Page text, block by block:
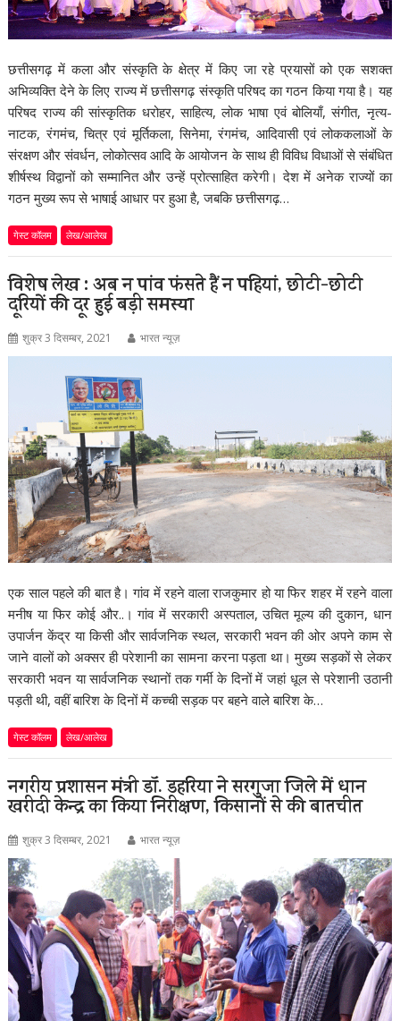
छत्तीसगढ़ में कला और संस्कृति के क्षेत्र में किए जा रहे प्रयासों को एक सशक्त
अभिव्यक्ति देने के लिए राज्य में छत्तीसगढ़ संस्कृति परिषद का गठन किया गया है। यह
परिषद राज्य की सांस्कृतिक धरोहर, साहित्य, लोक भाषा एवं बोलियाँ, संगीत, नृत्य-
नाटक, रंगमंच, चित्र एवं मूर्तिकला, सिनेमा, रंगमंच, आदिवासी एवं लोककलाओं के
संरक्षण और संवर्धन, लोकोत्सव आदि के आयोजन के साथ ही विविध विधाओं से संबंधित
शीर्षस्थ विद्वानों को सम्मानित और उन्हें प्रोत्साहित करेगी। देश में अनेक राज्यों का
गठन मुख्य रूप से भाषाई आधार पर हुआ है, जबकि छत्तीसगढ़…
गेस्ट कॉलम लेख/आलेख
विशेष लेख : अब न पांव फंसते हैं न पहियां, छोटी-छोटी
दूरियों की दूर हुई बड़ी समस्या
शुक्र 3 दिसम्बर, 2021 भारत न्यूज़
एक साल पहले की बात है। गांव में रहने वाला राजकुमार हो या फिर शहर में रहने वाला
मनीष या फिर कोई और..। गांव में सरकारी अस्पताल, उचित मूल्य की दुकान, धान
उपार्जन केंद्र या किसी और सार्वजनिक स्थल, सरकारी भवन की ओर अपने काम से
जाने वालों को अक्सर ही परेशानी का सामना करना पड़ता था। मुख्य सड़कों से लेकर
सरकारी भवन या सार्वजनिक स्थानों तक गर्मी के दिनों में जहां धूल से परेशानी उठानी
पड़ती थी, वहीं बारिश के दिनों में कच्ची सड़क पर बहने वाले बारिश के…
गेस्ट कॉलम लेख/आलेख
नगरीय प्रशासन मंत्री डॉ. डहरिया ने सरगुजा जिले में धान
खरीदी केन्द्र का किया निरीक्षण, किसानों से की बातचीत
शुक्र 3 दिसम्बर, 2021 भारत न्यूज़